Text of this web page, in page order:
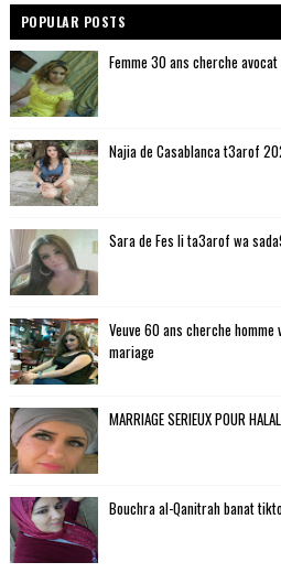
POPULAR POSTS
Femme 30 ans cherche
Najia de Casablanca t3arof
Sara de Fes li ta3arof wa
Veuve 60 ans cherche
mariage
MARRIAGE SERIEUX POUR HALAL
Bouchra al-Qanitrah banat